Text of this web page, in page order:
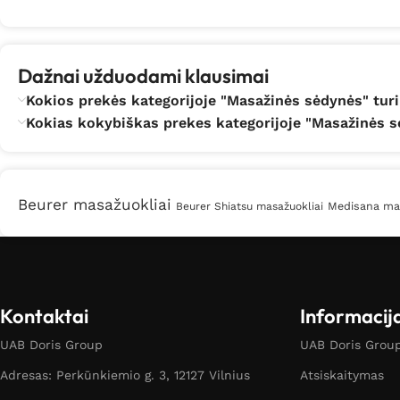
Dažnai užduodami klausimai
Kokios prekės kategorijoje "Masažinės sėdynės"
Kokias kokybiškas prekes kategorijoje "Masažinės
Beurer masažuokliai Beurer Shiatsu masažuokliai Medisana
Kontaktai
UAB Doris Group
Adresas: Perkūnkiemio g. 3, 12127 Vilnius
UAB Doris
Atsiskaitymas